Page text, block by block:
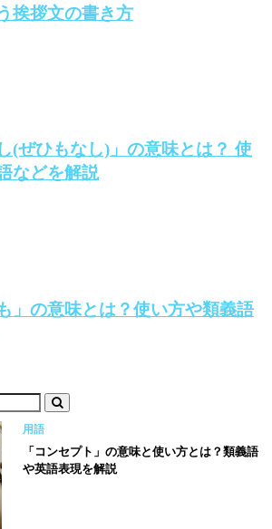
挨拶文の書き方
(ぜひもなし)」の意味とは？ 使
などを解説
」の意味とは？使い方や類義語
用語
「コンセプト」の意味と使い方とは？類義語
や英語表現を解説